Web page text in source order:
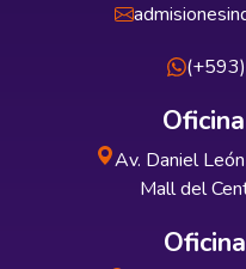
Av. Daniel
Mall del